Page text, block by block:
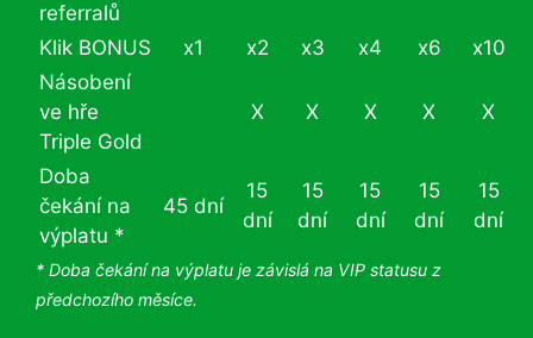
referralů
Klik BONUS x1 x2 x3 x4 x6
x10
Násobení
ve hře
Triple Gold
X X X X X
Doba
čekání na
výplatu *
45 dní
15
dní
15
dní
15
dní
15
dní
15
dní
* Doba čekání na výplatu je závislá na VIP statusu z
předchozího měsíce.